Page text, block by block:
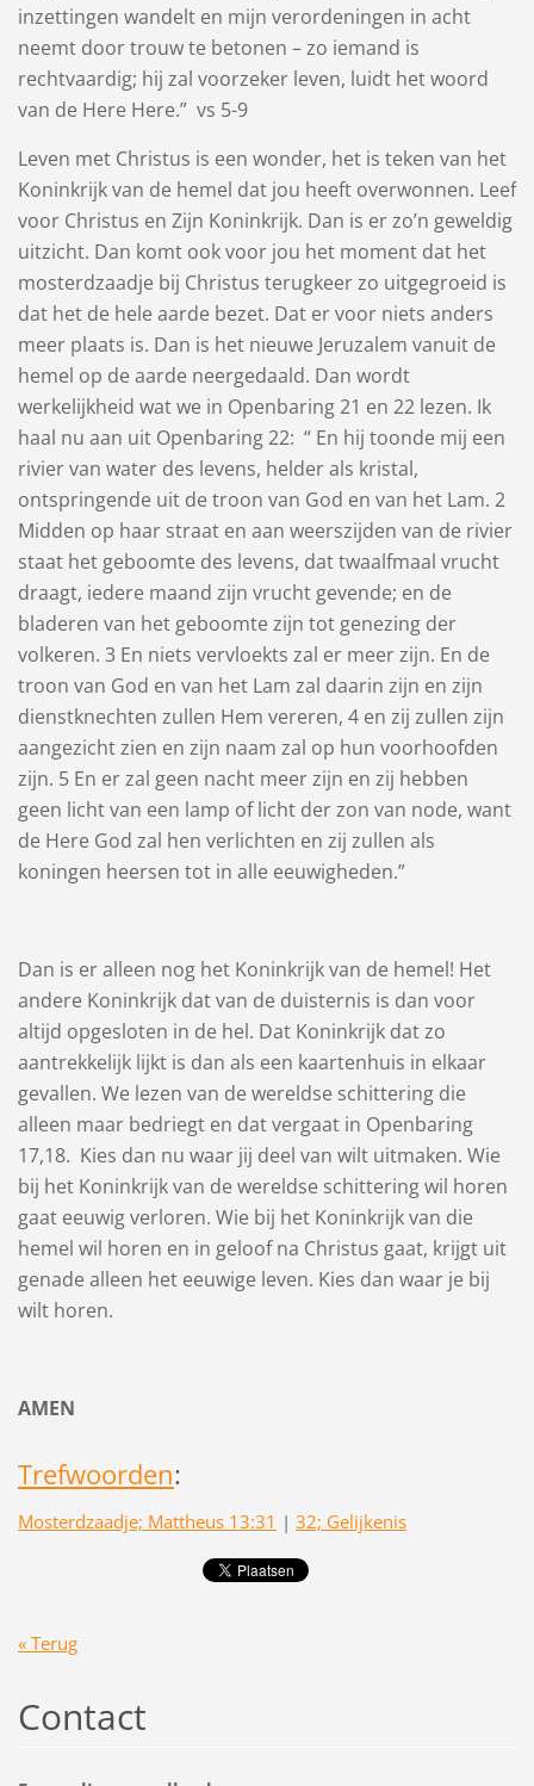
inzettingen wandelt en mijn verordeningen in acht
neemt door trouw te betonen – zo iemand is ​
rechtvaardig; hij zal voorzeker leven, luidt het woord
van de Here Here.” vs 5-9
Leven met Christus is een wonder, het is teken van het
Koninkrijk van de hemel dat jou heeft overwonnen. Leef
voor Christus en Zijn Koninkrijk. Dan is er zo’n geweldig
uitzicht. Dan komt ook voor jou het moment dat het
mosterdzaadje bij Christus terugkeer zo uitgegroeid is
dat het de hele aarde bezet. Dat er voor niets anders
meer plaats is. Dan is het nieuwe Jeruzalem vanuit de
hemel op de aarde neergedaald. Dan wordt
werkelijkheid wat we in Openbaring 21 en 22 lezen. Ik
haal nu aan uit Openbaring 22: “ En hij toonde mij een
rivier van water des levens, helder als kristal,
ontspringende uit de troon van God en van het Lam. 2
Midden op haar straat en aan weerszijden van de rivier
staat het geboomte des levens, dat twaalfmaal vrucht
draagt, iedere maand zijn vrucht gevende; en de
bladeren van het geboomte zijn tot genezing der
volkeren. 3 En niets vervloekts zal er meer zijn. En de
troon van God en van het Lam zal daarin zijn en zijn
dienstknechten zullen Hem vereren, 4 en zij zullen zijn
aangezicht zien en zijn naam zal op hun voorhoofden
zijn. 5 En er zal geen nacht meer zijn en zij hebben
geen licht van een ​lamp​ of licht der zon van node, want
de Here God zal hen verlichten en zij zullen als
koningen heersen tot in alle eeuwigheden.”
Dan is er alleen nog het Koninkrijk van de hemel! Het
andere Koninkrijk dat van de duisternis is dan voor
altijd opgesloten in de hel. Dat Koninkrijk dat zo
aantrekkelijk lijkt is dan als een kaartenhuis in elkaar
gevallen. We lezen van de wereldse schittering die
alleen maar bedriegt en dat vergaat in Openbaring
17,18. Kies dan nu waar jij deel van wilt uitmaken. Wie
bij het Koninkrijk van de wereldse schittering wil horen
gaat eeuwig verloren. Wie bij het Koninkrijk van die
hemel wil horen en in geloof na Christus gaat, krijgt uit
genade alleen het eeuwige leven. Kies dan waar je bij
wilt horen.
AMEN
Trefwoorden:
Mosterdzaadje; Mattheus 13:31 | 32; Gelijkenis
« Terug
Contact